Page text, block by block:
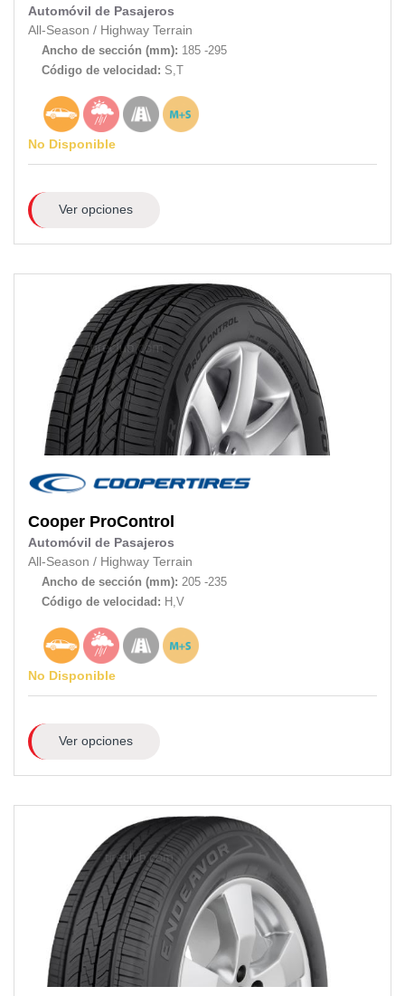
Automóvil de Pasajeros
All-Season / Highway Terrain
Ancho de sección (mm): 185 -295
Código de velocidad: S,T
No Disponible
Ver opciones
Cooper ProControl
Automóvil de Pasajeros
All-Season / Highway Terrain
Ancho de sección (mm): 205 -235
Código de velocidad: H,V
No Disponible
Ver opciones